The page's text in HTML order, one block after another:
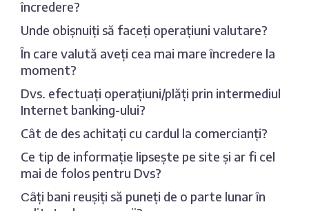
încredere?
Unde obișnuiți să faceți operațiuni valutare?
În care valută aveți cea mai mare încredere la
moment?
Dvs. efectuați operațiuni/plăți prin intermediul
Internet banking-ului?
Cât de des achitați cu cardul la comercianți?
Ce tip de informație lipsește pe site și ar fi cel
mai de folos pentru Dvs?
Сâți bani reușiți să puneți de o parte lunar în